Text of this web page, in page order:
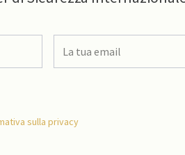
sulla privacy